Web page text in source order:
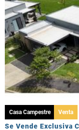
Casa Campestre Venta
Se Vende Exclusiva